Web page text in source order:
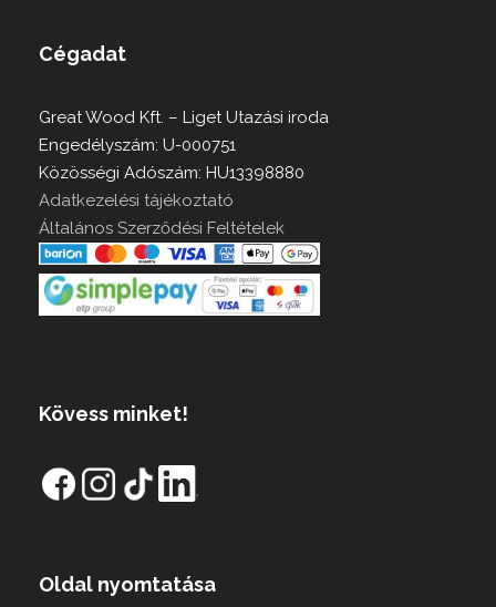
Cégadat
Great Wood Kft. – Liget Utazási iroda
Engedélyszám: U-000751
Közösségi Adószám: HU13398880
Adatkezelési tájékoztató
Általános Szerződési Feltételek
Kövess minket!
Oldal nyomtatása